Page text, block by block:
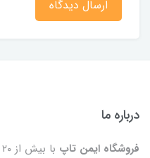
ارسال دیدگاه
درباره ما
فروشگاه ایمن تاپ